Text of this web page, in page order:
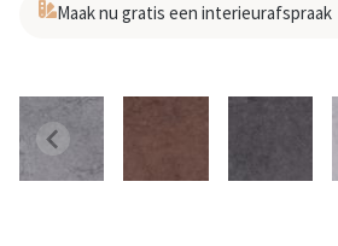
Maak nu gratis een interieurafspraak